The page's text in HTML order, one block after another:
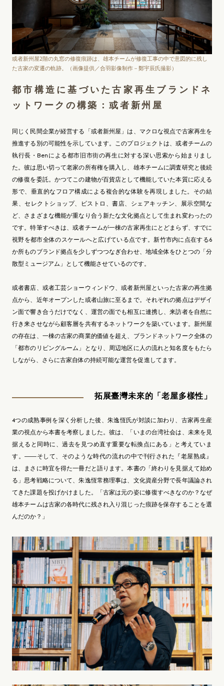
或者新州屋2階の丸窓の修復痕跡は、雄本チームが修復工事の中で意図的に残し
た古家の変遷の軌跡。（画像提供／合羽影像制作－鄭宇辰氏撮影）
都市構造に基づいた古家再生ブランドネ
ットワークの構築：或者新州屋
同じく民間企業が経営する「或者新州屋」は、マクロな視点で古家再生を
推進する別の可能性を示しています。このプロジェクトは、或者チームの
執行長・Benによる都市旧市街の再生に対する深い思索から始まりまし
た。彼は思い切って老家の所有権を購入し、雄本チームに調査研究と後続
の修復を委託。かつてこの建物が百貨店として機能していた本質に応える
形で、垂直的なフロア構成による複合的な体験を再現しました。その結
果、セレクトショップ、ビストロ、書店、シェアキッチン、展示空間な
ど、さまざまな機能が重なり合う新たな文化拠点として生まれ変わったの
です。特筆すべきは、或者チームが一棟の古家再生にとどまらず、すでに
視野を都市全体のスケールへと広げている点です。新竹市内に点在する6
か所ものブランド拠点を少しずつつなぎ合わせ、地域全体をひとつの「分
散型ミュージアム」として機能させているのです。
或者書店、或者工芸ショーウィンドウ、或者新州屋といった古家の再生拠
点から、近年オープンした或者山旅に至るまで。それぞれの拠点はデザイ
ン面で響き合うだけでなく、運営の面でも相互に連携し、来訪者を自然に
行き来させながら顧客層を共有するネットワークを築いています。新州屋
の存在は、一棟の古家の商業的価値を超え、ブランドネットワーク全体の
「都市のリビングルーム」となり、周辺地区に人の流れと知名度をもたら
しながら、さらに古家自体の持続可能な運営を促進してます。
拓展臺灣未來的「老屋多樣性」
4つの成熟事例を深く分析した後、朱逸恆氏が対談に加わり、古家再生産
業の視点から本書を考察しました。彼は、「いまの台湾社会は、未来を見
据えると同時に、過去を見つめ直す重要な転換点にある」と考えていま
す。――そして、そのような時代の流れの中で刊行された『老屋熟成』
は、まさに時宜を得た一冊だと語ります。本書の「終わりを見据えて始め
る」思考戦略について、朱逸恆常務理事は、文化資産分野で長年議論され
てきた課題を投げかけました。「古家は元の姿に修復すべきなのか？なぜ
雄本チームは古家の各時代に残され入り混じった痕跡を保存することを選
んだのか？」